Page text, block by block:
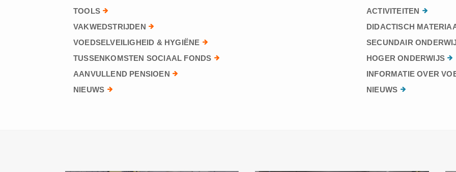
TOOLS
VAKWEDSTRIJDEN
VOEDSELVEILIGHEID & HYGIËNE
TUSSENKOMSTEN SOCIAAL FONDS
AANVULLEND PENSIOEN
NIEUWS
ACTIVITEITEN
DIDACTISCH
SECUNDAIR
HOGER ONDERWIJS
INFORMATIE OVER
NIEUWS